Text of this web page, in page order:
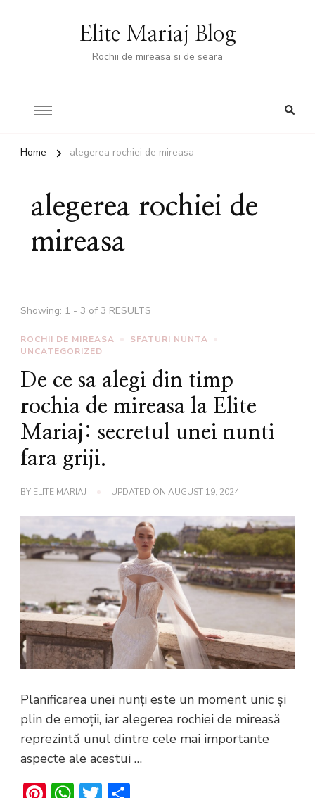
Elite Mariaj Blog
Rochii de mireasa si de seara
Home alegerea rochiei de mireasa
alegerea rochiei de
mireasa
Showing: 1 - 3 of 3 RESULTS
ROCHII DE MIREASA
SFATURI NUNTA
UNCATEGORIZED
De ce sa alegi din timp
rochia de mireasa la Elite
Mariaj: secretul unei nunti
fara griji.
BY ELITE MARIAJ UPDATED ON AUGUST 19, 2024
Planificarea unei nunți este un moment unic și
plin de emoții, iar alegerea rochiei de mireasă
reprezintă unul dintre cele mai importante
aspecte ale acestui …